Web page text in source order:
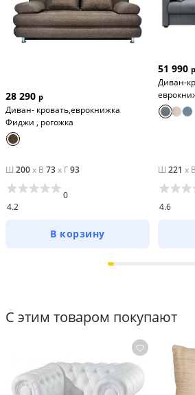
28 290 р
Диван- кровать,еврокнижка
Фиджи , рогожка
Ш 200x В 73x Г93
4.2
0
В корзину
51 990 р
Диван-
Ш 221 x В
4.6
С этим товаром покупают